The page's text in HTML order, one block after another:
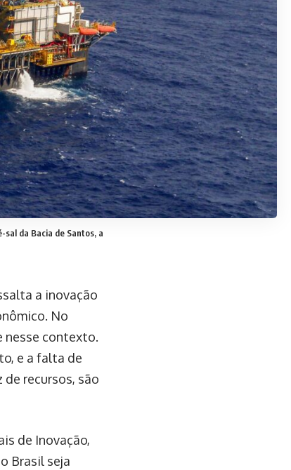
da Bacia de Santos, a
a inovação
No
nesse contexto.
e a falta de
recursos, são
de Inovação,
Brasil seja